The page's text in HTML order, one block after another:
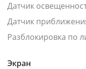
Датчик
Датчик
Разблокировка по
Экран